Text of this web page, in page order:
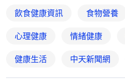
飲食健康資訊 食物營養
心理健康 情緒健康
健康生活 中天新聞網